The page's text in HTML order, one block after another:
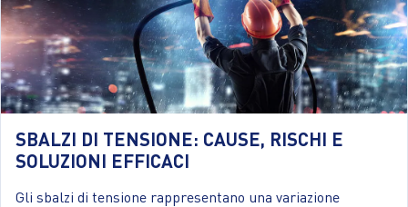
SBALZI DI TENSIONE: CAUSE, RISCHI E
SOLUZIONI EFFICACI
Gli sbalzi di tensione rappresentano una variazione